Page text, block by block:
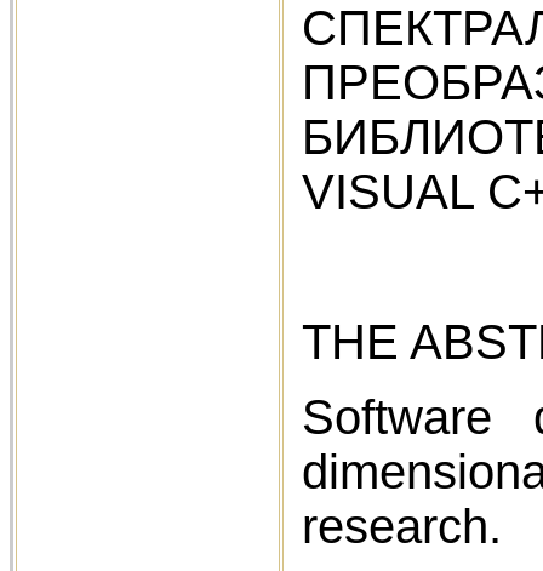
VISUAL
THE
research.